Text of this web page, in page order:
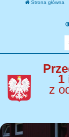
Strona główna
1
z